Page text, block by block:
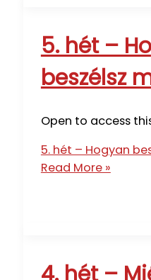
5. hét –
beszélsz
Open to access
5. hét – Hogyan
Read More »